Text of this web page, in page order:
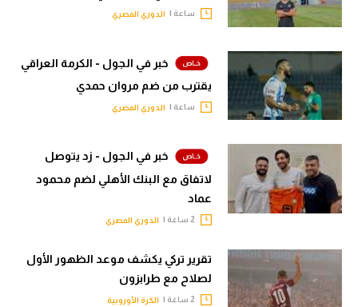
ساعة | الدوري المصري
خبر في الجول - الكرمة العراقي
يقترب من ضم مروان حمدي
ساعة | الدوري المصري
خبر في الجول - زد يتوصل
لاتفاق مع البنك الأهلي لضم محمود
عماد
الدوري المصري
تقرير تركي يكشف موعد الظهور الأول
لصلاح مع طرابزون
الكرة الأوروبية